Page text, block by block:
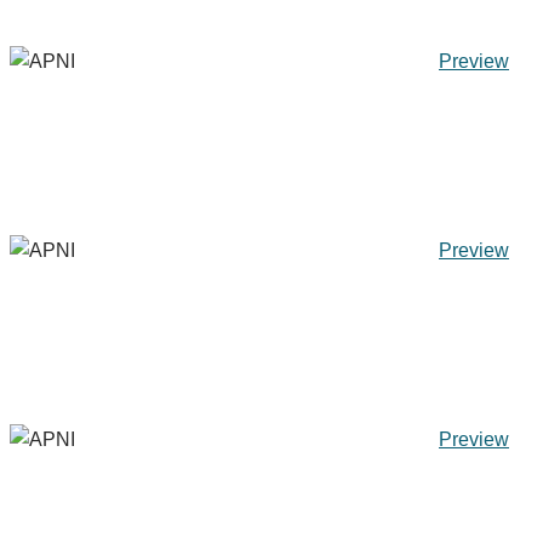
Preview
Preview
Preview